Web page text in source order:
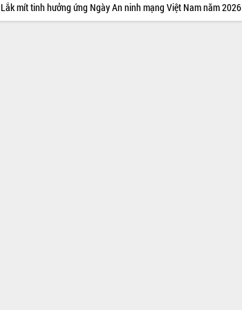
mít tinh hưởng ứng Ngày An ninh mạng Việt Nam năm 2026